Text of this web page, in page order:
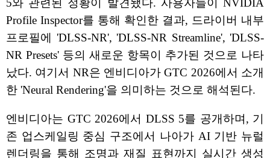
5와 관련된 정황이 발견됐다. 사용자들이 NVIDIA
Profile Inspector를 통해 확인한 결과, 드라이버 내부
프로필에 'DLSS-NR', 'DLSS-NR Streamline', 'DLSS-
NR Presets' 등의 새로운 항목이 추가된 것으로 나타
났다. 여기서 NR은 엔비디아가 GTC 2026에서 소개
한 'Neural Rendering'을 의미하는 것으로 해석된다.
엔비디아는 GTC 2026에서 DLSS 5를 공개하며, 기
존 업스케일링 중심 구조에서 나아가 AI 기반 뉴럴
렌더링을 통해 조명과 재질 표현까지 실시간 생성